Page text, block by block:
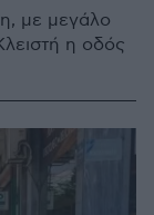
με μεγάλο
η οδός